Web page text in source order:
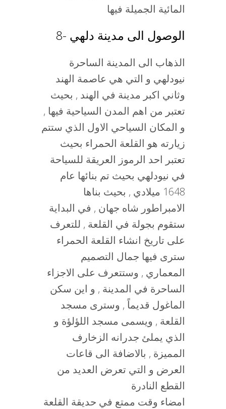
المائية الجميلة فيها
8- الوصول الى مدينة دلهي
الذهاب الى المدينة الساحرة
نيودلهي و التي هي عاصمة الهند
وثاني اكبر مدينة في الهند , بحيث
تعتبر من اهم المدن السياحية فيها ,
و المكان السياحي الاول الذي ستتم
زيارته هو القلعة الحمراء بحيث
تعتبر احد الرموز العريقة للسياحة
في نيودلهي بحيث تم بنائها عام
1648 ميلادي , بحيث بناها
الامبراطور شاه جهان , في البداية
ستقوم بجولة في القلعة , للتعرف
على تاريخ انشاء القلعة الحمراء
سترى فيها جمال التصميم
المعماري , وستتعرف على الاجزاء
الساحرة في المدينة , و اين سكن
الماغول قديماً , وسترى مسجد
القلعة , ويسمى مسجد اللؤلؤة و
الذي يملئ جدرانه الزخارف
المميزة , بالاضافة الى قاعات
العرض و التي تعرض العديد من
القطع النادرة
امضاء وقت ممتع في حديقة القلعة